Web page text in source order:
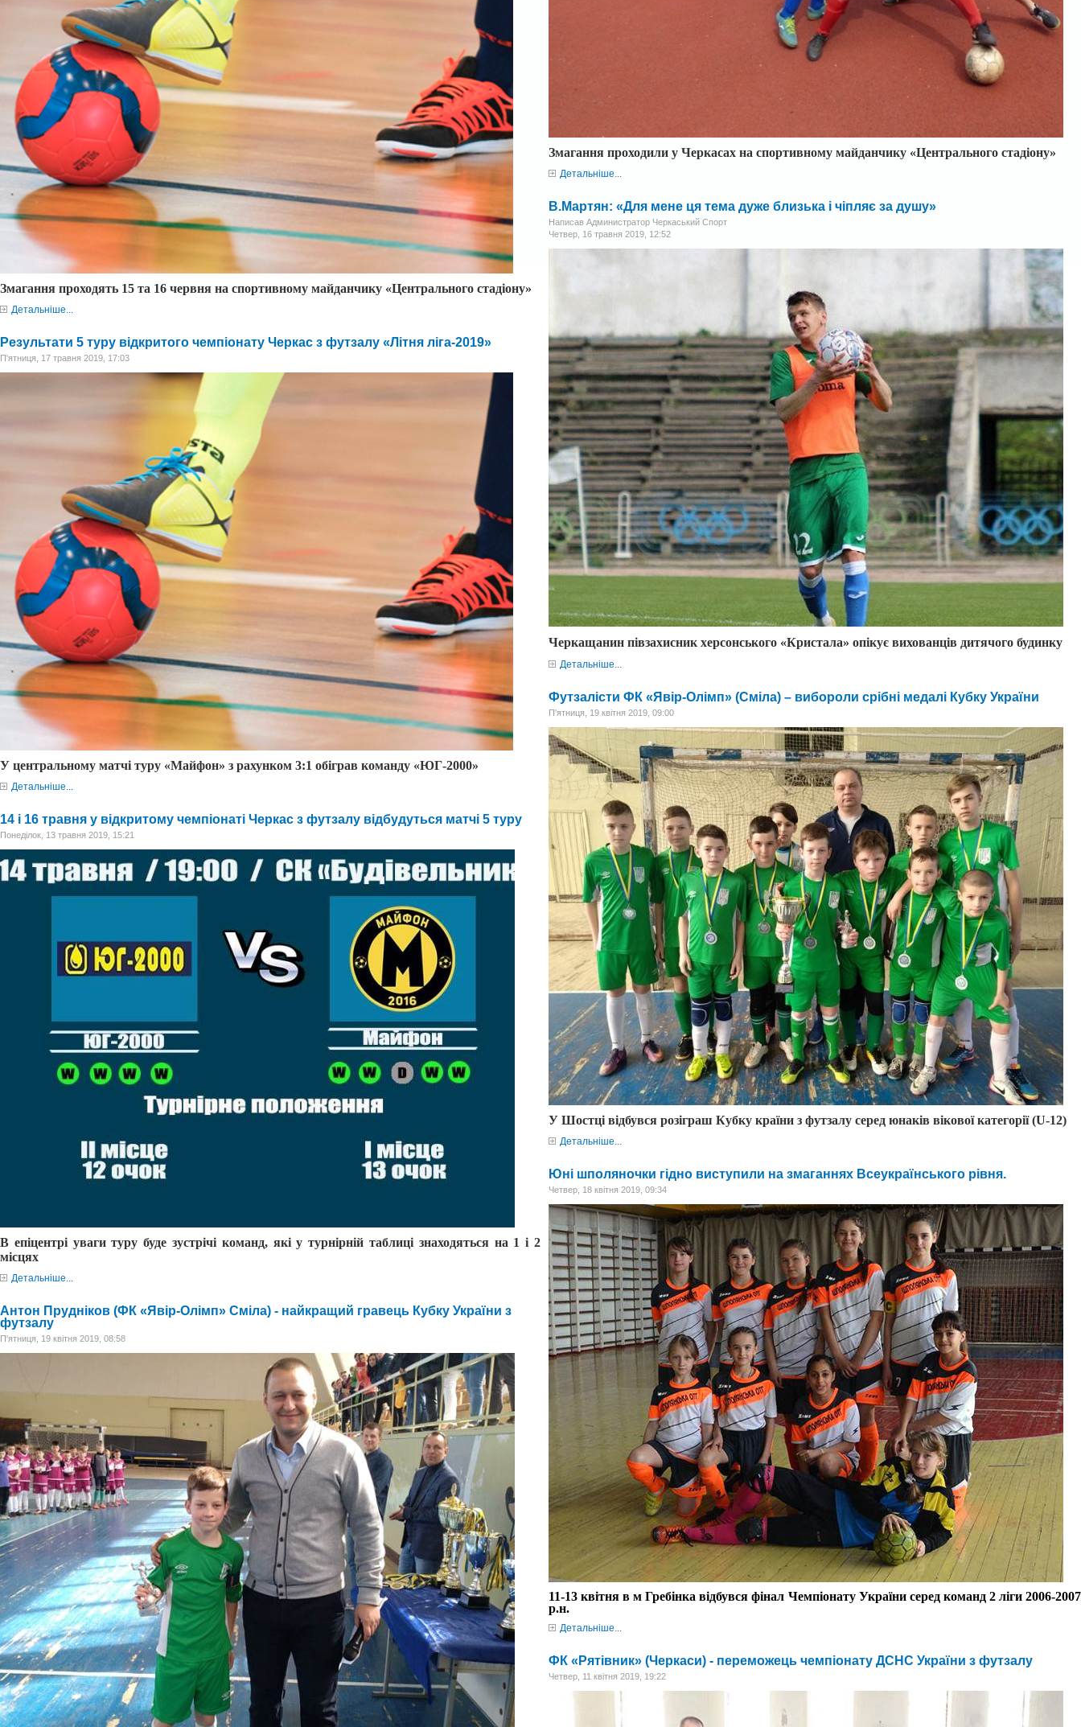
Змагання проходять 15 та 16 червня на спортивному майданчику «Центрального стадіону»
Детальніше...
Результати 5 туру відкритого чемпіонату Черкас з футзалу «Літня ліга-2019»
П'ятниця, 17 травня 2019, 17:03
У центральному матчі туру «Майфон» з рахунком 3:1 обіграв команду «ЮГ-2000»
Детальніше...
14 і 16 травня у відкритому чемпіонаті Черкас з футзалу відбудуться матчі 5 туру
Понеділок, 13 травня 2019, 15:21
В епіцентрі уваги туру буде зустрічі команд, які у турнірній таблиці знаходяться на 1 і 2
місцях
Детальніше...
Антон Прудніков (ФК «Явір-Олімп» Сміла) - найкращий гравець Кубку України з
футзалу
П'ятниця, 19 квітня 2019, 08:58
Змагання проходили у Черкасах на спортивному майданчику «Центрального стадіону»
Детальніше...
В.Мартян: «Для мене ця тема дуже близька і чіпляє за душу»
Написав Администратор Черкаський Спорт
Четвер, 16 травня 2019, 12:52
Черкащанин півзахисник херсонського «Кристала» опікує вихованців дитячого будинку
Детальніше...
Футзалісти ФК «Явір-Олімп» (Сміла) – вибороли срібні медалі Кубку України
П'ятниця, 19 квітня 2019, 09:00
У Шостці відбувся розіграш Кубку країни з футзалу серед юнаків вікової категорії (U-12)
Детальніше...
Юні шполяночки гідно виступили на змаганнях Всеукраїнського рівня.
Четвер, 18 квітня 2019, 09:34
11-13 квітня в м Гребінка відбувся фінал Чемпіонату України серед команд 2 ліги 2006-2007
р.н.
Детальніше...
ФК «Рятівник» (Черкаси) - переможець чемпіонату ДСНС України з футзалу
Четвер, 11 квітня 2019, 19:22